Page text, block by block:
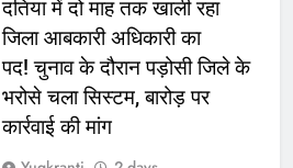
Read More
रीवा के कमिश्नर का अनूठा नवाचार:
हर विद्यार्थी को मिलेगा करियर